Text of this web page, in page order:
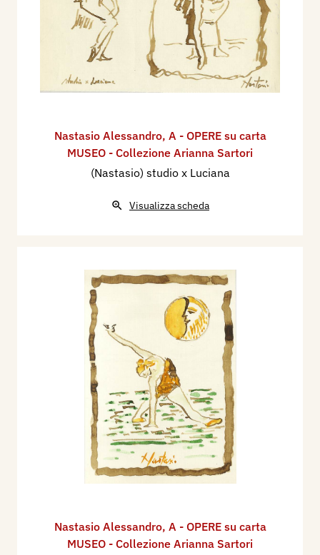
Nastasio Alessandro, A - OPERE su carta
MUSEO - Collezione Arianna Sartori
(Nastasio) studio x Luciana
Visualizza scheda
Nastasio Alessandro, A - OPERE su carta
MUSEO - Collezione Arianna Sartori